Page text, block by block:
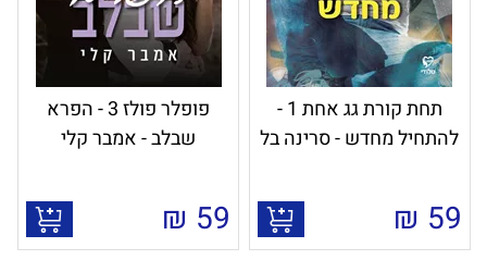
תחת קורת גג אחת 1 -
להתחיל מחדש - סרינה בל
59
₪
פופלר פולז 3 - הפרא
שבלב - אמבר קלי
59
₪